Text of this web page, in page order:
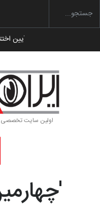
به یاد
اولین سایت تخصصی و